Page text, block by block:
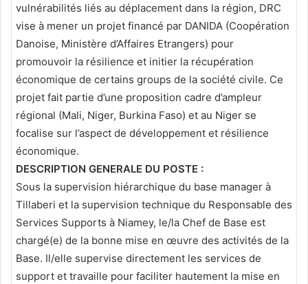
vulnérabilités liés au déplacement dans la région, DRC
vise à mener un projet financé par DANIDA (Coopération
Danoise, Ministère d’Affaires Etrangers) pour
promouvoir la résilience et initier la récupération
économique de certains groups de la société civile. Ce
projet fait partie d’une proposition cadre d’ampleur
régional (Mali, Niger, Burkina Faso) et au Niger se
focalise sur l’aspect de développement et résilience
économique.
DESCRIPTION GENERALE DU POSTE :
Sous la supervision hiérarchique du base manager à
Tillaberi et la supervision technique du Responsable des
Services Supports à Niamey, le/la Chef de Base est
chargé(e) de la bonne mise en œuvre des activités de la
Base. Il/elle supervise directement les services de
support et travaille pour faciliter hautement la mise en